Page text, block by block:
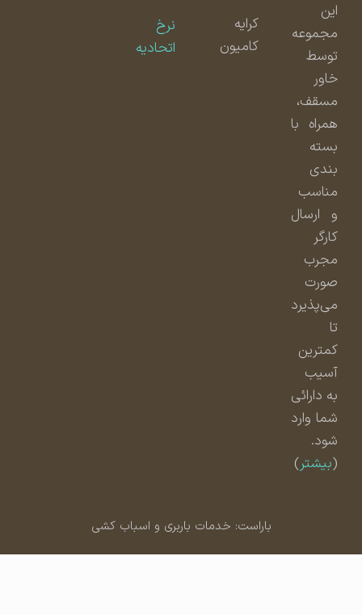
مجموعه
توسط
مسقف،
همراه با
بسته
بندی
مناسب
و ارسال
مجرب
صورت
می‌پذیرد
کمترین
آسیب
به دارائی
شما وارد
شود.
بیشتر)
کامیون
اتحادیه
باراست: خدمات باربری و اسباب کشی